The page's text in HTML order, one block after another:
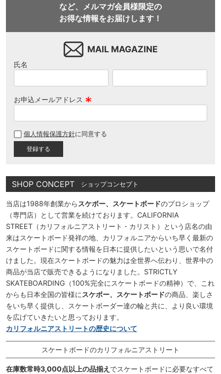
など、メルマガ会員様限定の
お得な情報をお届けします！
MAIL MAGAZINE
氏名
お申込メールアドレス
須
個人情報保護方針に同意する
SHOP CONCEPT ショップコンセプト
当店は1988年創業から スケボー、スケートボードのプロショップ
（専門店）として営業を続けております。CALIFORNIA
STREET（カリフォルニアストリート・カリスト）という店名の由
来はスケートボード発祥の地、カリフォルニアからいち早く最新の
スケートボードに関する情報を日本に提供したいという思いで名付
けました。現在スケートボードの魅力は全世界へ伝わり、世界中の
商品が当店で販売できるようになりました。STRICTLY
SKATEBOARDING（100%完全にスケートボードの精神）で、これ
からも日本全国の皆様に スケボー、スケートボードの商品、楽しさ
をいち早く提供し、スケートボーダー達の輪と共に、より良い環境
を広げていきたいと思っております。
カリフォルニアストリートの歴史について
スケートボードのカリフォルニアストリート
在庫数常時3,000点以上の品揃え でスケートボードに必要なすべて